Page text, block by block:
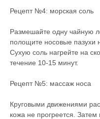
Рецепт №4: морская соль
Размешайте одну чайную
полощите носовые пазухи
Сухую соль нагрейте на
течение 10-15 минут.
Рецепт №5: массаж носа
Круговыми движениями
кожа не прогреется.